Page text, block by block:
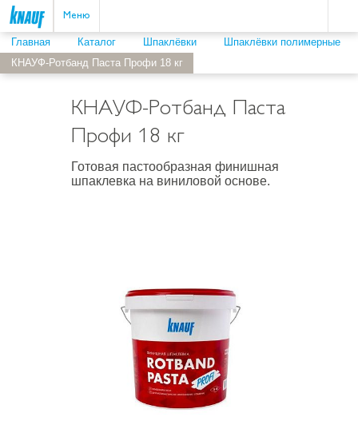
Меню
Главная Каталог Шпаклёвки
Шпаклёвки полимерные
КНАУФ-Ротбанд Паста Профи 18 кг
КНАУФ-Ротбанд Паста
Профи 18 кг
Готовая пастообразная финишная
шпаклевка на виниловой основе.